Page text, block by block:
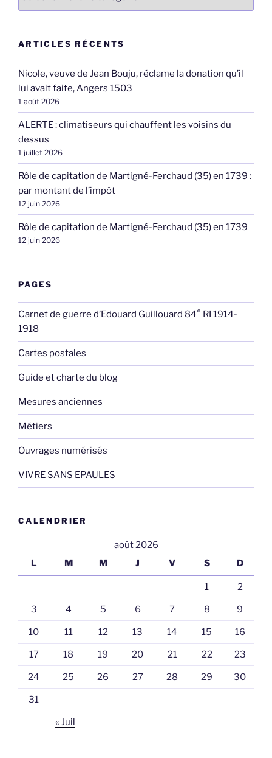
ARTICLES RÉCENTS
Nicole, veuve de Jean Bouju, réclame la donation qu’il
lui avait faite, Angers 1503
1 août 2026
ALERTE : climatiseurs qui chauffent les voisins du
dessus
1 juillet 2026
Rôle de capitation de Martigné-Ferchaud (35) en 1739 :
par montant de l’impôt
12 juin 2026
Rôle de capitation de Martigné-Ferchaud (35) en 1739
12 juin 2026
PAGES
Carnet de guerre d’Edouard Guillouard 84° RI 1914-
1918
Cartes postales
Guide et charte du blog
Mesures anciennes
Métiers
Ouvrages numérisés
VIVRE SANS EPAULES
CALENDRIER
août 2026
L
M M J V S D
1 2
3 4 5 6 7 8 9
10 11 12 13 14 15 16
17 18 19 20 21 22 23
24 25 26 27 28 29 30
31
« Juil